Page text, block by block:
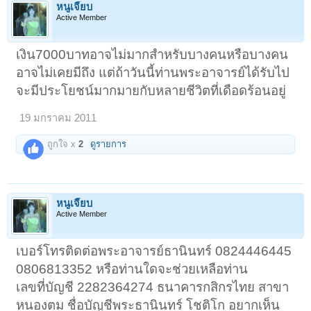
หนูเจี๊ยบ
Active Member
เงิน7000บาทอาจไม่มากสำหรับบางคนหรือบางคน
อาจไม่เคยมีถึง แต่ถ้าวันนี้ท่านพระอาจารย์ได้รับไป
จะมีประโยชน์มากมายกับหลายชีวิตที่เดือดร้อนอยู่
19 มกราคม 2011
ถูกใจ x2 ดูรายการ
หนูเจี๊ยบ
Active Member
เบอร์โทรติดต่อพระอาจารย์ธานินทร์ 0824446445
0806813352 หรือท่านใดจะช่วยเหลือท่าน
เลขที่บัญชี 2282364274 ธนาคารกสิกรไทย สาขา
หนองตม ชื่อบัญชีพระธานินทร์ โชติโก อยากเห็น